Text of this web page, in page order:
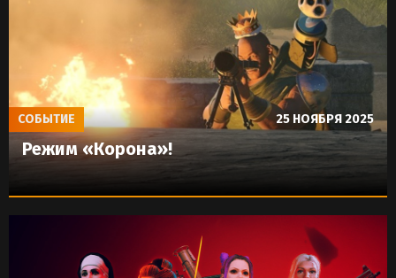
Режим «Корона»!
СОБЫТИЕ 25 НОЯБРЯ 2025